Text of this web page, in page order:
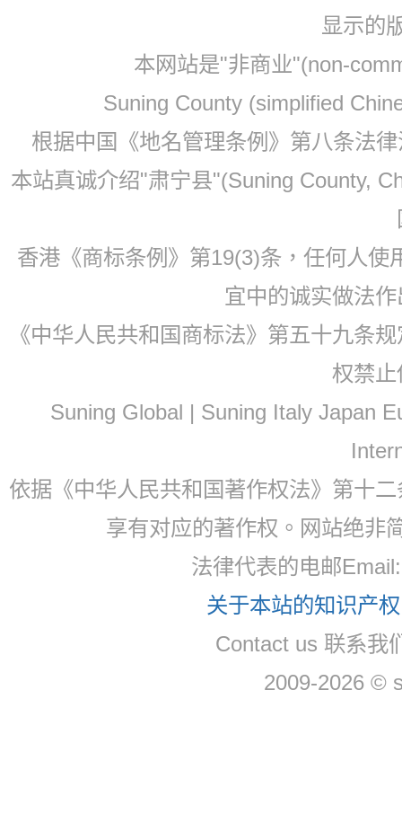
显示的
本网站是"非商业"(non-
Suning County (simplified
根据中国《地名管理条例》第八条法
本站真诚介绍"肃宁县"(Suning County,
香港《商标条例》第19(3)条，任何人
宜中的诚实做法
《中华人民共和国商标法》第五十九条
权禁
Suning Global | Suning Italy Japan
依据《中华人民共和国著作权法》第十
享有对应的著作权。网站绝非
法律代表的电邮
关于本站的知识产
Contact us 联系我
2009-2026 ©